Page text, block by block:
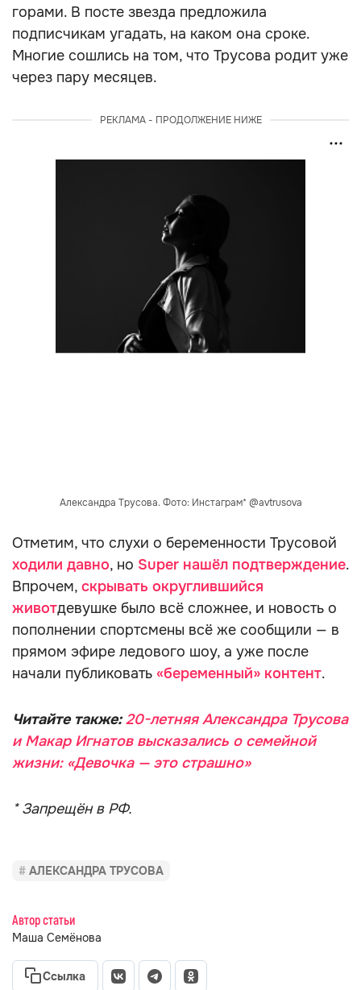
горами. В посте звезда предложила
подписчикам угадать, на каком она сроке.
Многие сошлись на том, что Трусова родит уже
через пару месяцев.
РЕКЛАМА - ПРОДОЛЖЕНИЕ НИЖЕ
Александра Трусова. Фото: Инстаграм* @avtrusova
Отметим, что слухи о беременности Трусовой
ходили давно, но Super нашёл подтверждение.
Впрочем, скрывать округлившийся
животдевушке было всё сложнее, и новость о
пополнении спортсмены всё же сообщили — в
прямом эфире ледового шоу, а уже после
начали публиковать «беременный» контент.
Читайте также:20-летняя Александра Трусова
и Макар Игнатов высказались о семейной
жизни: «Девочка — это страшно»
* Запрещён в РФ.
АЛЕКСАНДРА ТРУСОВА
Автор статьи
Маша Семёнова
Ссылка